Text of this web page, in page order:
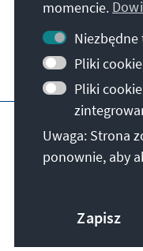
Kontakt
Dalsza
Impressum
Erklärung zur
© Konrad-
momencie.
Pliki
Pliki
Uwaga: Strona
ponownie, aby
Zapisz